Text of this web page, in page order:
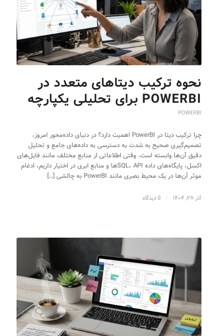
نحوه ترکیب دیتاهای متعدد در
POWERBI برای تحلیلی یکپارچه
POWERBI
چرا ترکیب دیتا در PowerBI اهمیت دارد؟ در دنیای داده‌محور امروز،
تصمیم‌گیری صحیح به شدت به دسترسی به داده‌های جامع و تحلیل
دقیق آن‌ها وابسته است. وقتی اطلاعاتی از منابع مختلف مانند فایل‌های
اکسل، پایگاه‌های داده SQL، APIها و منابع ابری در اختیار داریم، ادغام
موثر آن‌ها در یک محیط بصری مانند PowerBI به چالشی […]
آذر ۲۸, ۱۴۰۴ / 0 دیدگاه